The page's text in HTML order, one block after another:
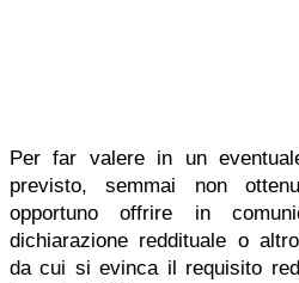
Per far valere in un
previsto, semmai non
opportuno offrire in
dichiarazione reddituale o
da cui si evinca il requisito